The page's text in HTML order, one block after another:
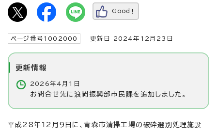
Good！
ページ番号1002000 更新日 2024年12月23日
更新情報
2026年4月1日
お問合せ先に浪岡振興部市民課を追加しました。
平成28年12月9日に、青森市清掃工場の破砕選別処理施設